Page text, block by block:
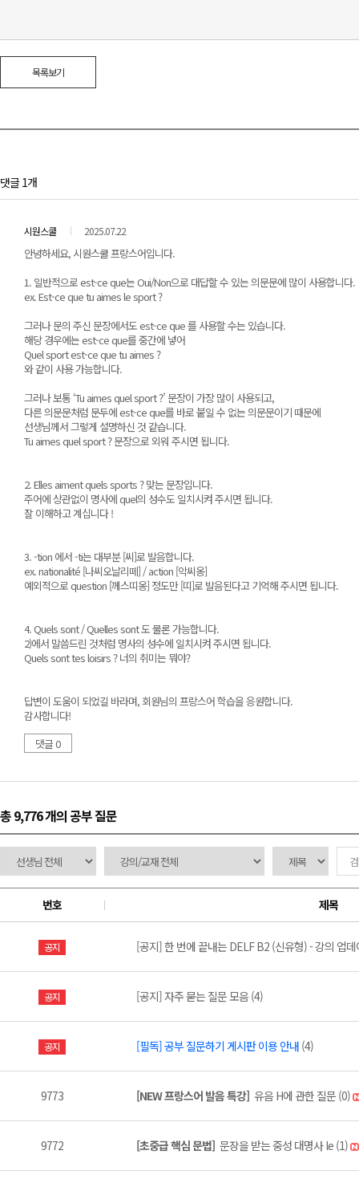
목록보기
댓글 1개
시원스쿨 2025.07.22
안녕하세요, 시원스쿨 프랑스어입니다.
1. 일반적으로 est-ce que는 Oui/Non으로 대답할 수 있는 의문문에 많이 사용합니다.
ex. Est-ce que tu aimes le sport ?
그러나 문의 주신 문장에서도 est-ce que 를 사용할 수는 있습니다.
해당 경우에는 est-ce que를 중간에 넣어
Quel sport est-ce que tu aimes ?
와 같이 사용 가능합니다.
그러나 보통 ‘Tu aimes quel sport ?’ 문장이 가장 많이 사용되고,
다른 의문문처럼 문두에 est-ce que를 바로 붙일 수 없는 의문문이기 때문에
선생님께서 그렇게 설명하신 것 같습니다.
Tu aimes quel sport ? 문장으로 외워 주시면 됩니다.
2. Elles aiment quels sports ? 맞는 문장입니다.
주어에 상관없이 명사에 quel의 성수도 일치시켜 주시면 됩니다.
잘 이해하고 계십니다 !
3. -tion 에서 -ti는 대부분 [씨]로 발음합니다.
ex. nationalité [나씨오날리떼] / action [악씨옹]
예외적으로 question [께스띠옹] 정도만 [띠]로 발음된다고 기억해 주시면 됩니다.
4. Quels sont / Quelles sont 도 물론 가능합니다.
2)에서 말씀드린 것처럼 명사의 성수에 일치시켜 주시면 됩니다.
Quels sont tes loisirs ? 너의 취미는 뭐야?
답변이 도움이 되었길 바라며, 회원님의 프랑스어 학습을 응원합니다.
감사합니다!
댓글 0
총 9,776 개의 공부 질문
번호 제목
공지 [공지] 한 번에 끝내는 DELF B2 (신유형) - 강의 업
공지 [공지] 자주 묻는 질문 모음 (4)
공지 [필독] 공부 질문하기 게시판 이용 안내 (4)
9773 [NEW 프랑스어 발음 특강] 유음 H에 관한 질문 (0)
9772 [초중급 핵심 문법] 문장을 받는 중성 대명사 le (1)